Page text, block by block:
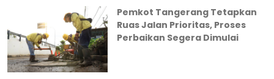
Pemkot Tangerang Tetapkan
Ruas Jalan Prioritas, Proses
Perbaikan Segera Dimulai